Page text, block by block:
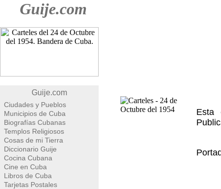
Guije.com
Guije.com
Ciudades y Pueblos
Municipios de Cuba
Biografías Cubanas
Templos Religiosos
Cosas de mi Tierra
Diccionario Guije
Cocina Cubana
Cine en Cuba
Libros de Cuba
Tarjetas Postales
Esta